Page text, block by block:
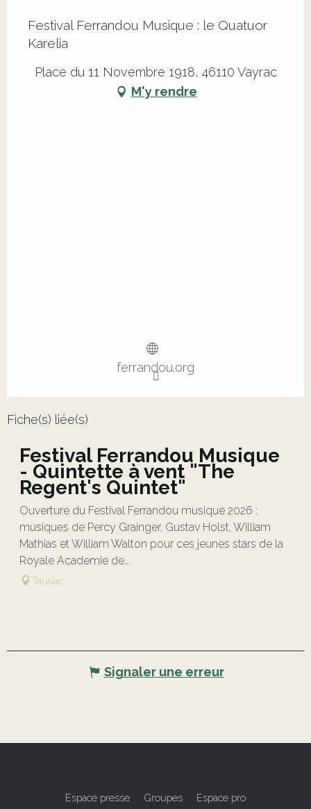
Festival Ferrandou Musique : le Quatuor
Karelia
Place du 11 Novembre 1918, 46110 Vayrac
M'y rendre
ferrandou.org
Fiche(s) liée(s)
Festival Ferrandou Musique
- Quintette à vent "The
Regent's Quintet"
Ouverture du Festival Ferrandou musique 2026 :
musiques de Percy Grainger, Gustav Holst, William
Mathias et William Walton pour ces jeunes stars de la
Royale Academie de...
Tauriac
Signaler une erreur
Espace presse Groupes Espace pro